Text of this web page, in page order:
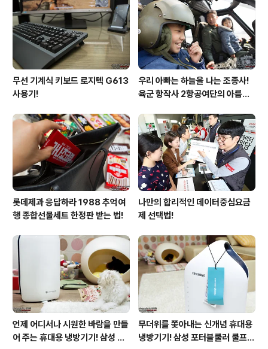
무선 기계식 키보드 로지텍 G613
사용기!
우리 아빠는 하늘을 나는 조종사!
육군 항작사 2항공여단의 아름다
롯데제과 응답하라 1988 추억여
행 종합선물세트 한정판 받는 법!
나만의 합리적인 데이터중심요금
제 선택법!
언제 어디서나 시원한 바람을 만들
어 주는 휴대용 냉방기기! 삼성 포
무더위를 쫓아내는 신개념 휴대용
냉방기기! 삼성 포터블쿨러 쿨프레